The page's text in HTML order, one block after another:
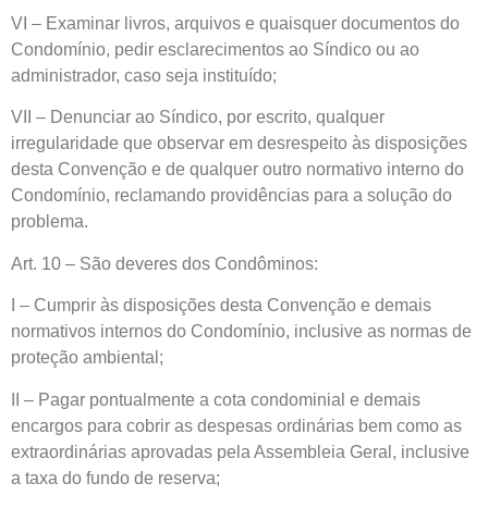
VI – Examinar livros, arquivos e quaisquer documentos do
Condomínio, pedir esclarecimentos ao Síndico ou ao
administrador, caso seja instituído;
VII – Denunciar ao Síndico, por escrito, qualquer
irregularidade que observar em desrespeito às disposições
desta Convenção e de qualquer outro normativo interno do
Condomínio, reclamando providências para a solução do
problema.
Art. 10 – São deveres dos Condôminos:
I – Cumprir às disposições desta Convenção e demais
normativos internos do Condomínio, inclusive as normas de
proteção ambiental;
II – Pagar pontualmente a cota condominial e demais
encargos para cobrir as despesas ordinárias bem como as
extraordinárias aprovadas pela Assembleia Geral, inclusive
a taxa do fundo de reserva;